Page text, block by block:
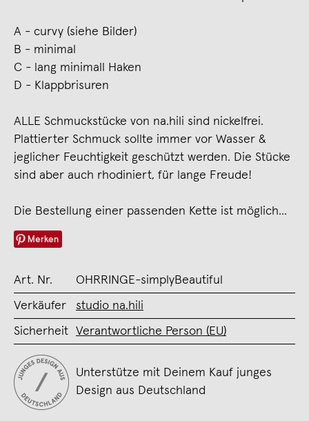
A - curvy (siehe Bilder)
B - minimal
C - lang minimall Haken
D - Klappbrisuren
ALLE Schmuckstücke von na.hili sind nickelfrei.
Plattierter Schmuck sollte immer vor Wasser &
jeglicher Feuchtigkeit geschützt werden. Die Stücke
sind aber auch rhodiniert, für lange Freude!
Die Bestellung einer passenden Kette ist möglich...
Merken
Art. Nr. OHRRINGE-simplyBeautiful
Verkäufer studio na.hili
Sicherheit Verantwortliche Person (EU)
Unterstütze mit Deinem Kauf junges
Design aus Deutschland